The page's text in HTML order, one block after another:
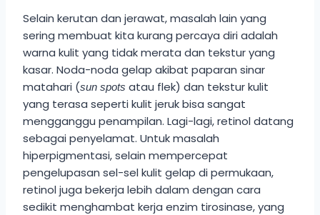
Selain kerutan dan jerawat, masalah lain yang
sering membuat kita kurang percaya diri adalah
warna kulit yang tidak merata dan tekstur yang
kasar. Noda-noda gelap akibat paparan sinar
matahari (sun spots atau flek) dan tekstur kulit
yang terasa seperti kulit jeruk bisa sangat
mengganggu penampilan. Lagi-lagi, retinol datang
sebagai penyelamat. Untuk masalah
hiperpigmentasi, selain mempercepat
pengelupasan sel-sel kulit gelap di permukaan,
retinol juga bekerja lebih dalam dengan cara
sedikit menghambat kerja enzim tirosinase, yang